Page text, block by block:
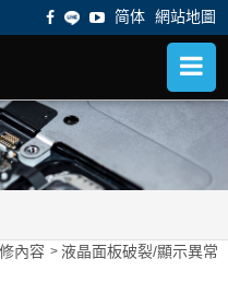
简体 網站地圖
內容 液晶面板破裂/顯示異常